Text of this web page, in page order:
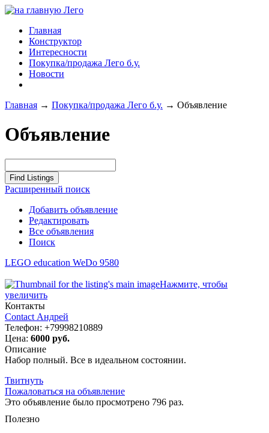
Главная
Конструктор
Интересности
Покупка/продажа Лего б.у.
Новости
Главная → Покупка/продажа Лего б.у. → Объявление
Объявление
Расширенный поиск
Добавить объявление
Редактировать
Все объявления
Поиск
LEGO education WeDo 9580
Нажмите, чтобы
увеличить
Контакты
Contact Андрей
Телефон: +79998210889
Цена: 6000 руб.
Описание
Набор полный. Все в идеальном состоянии.
Твитнуть
Пожаловаться на объявление
Это объявление было просмотрено 796 раз.
Полезно